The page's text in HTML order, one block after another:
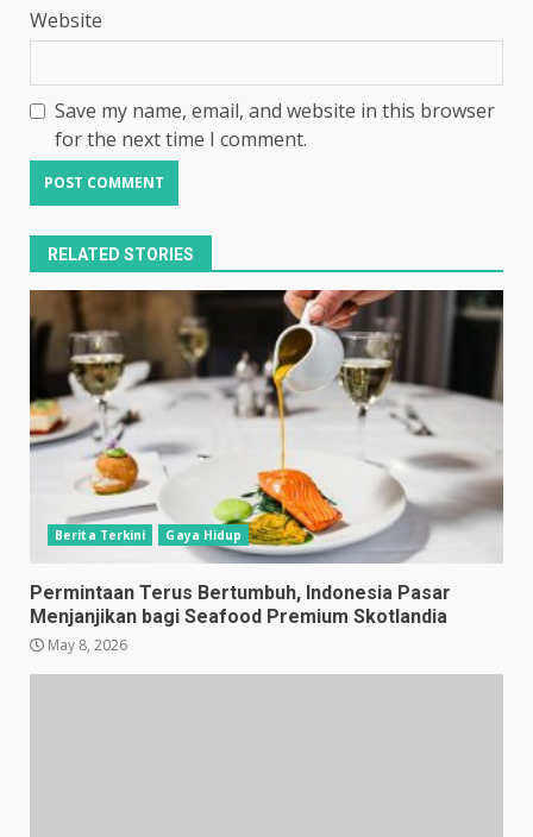
Website
Save my name, email, and website in this browser
for the next time I comment.
RELATED STORIES
Berita Terkini Gaya Hidup
Permintaan Terus Bertumbuh, Indonesia Pasar
Menjanjikan bagi Seafood Premium Skotlandia
May 8, 2026